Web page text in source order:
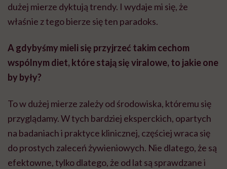
dużej mierze dyktują trendy. I wydaje mi się, że
właśnie z tego bierze się ten paradoks.
A gdybyśmy mieli się przyjrzeć takim cechom
wspólnym diet, które stają się viralowe, to jakie one
by były?
To w dużej mierze zależy od środowiska, któremu się
przyglądamy. W tych bardziej eksperckich, opartych
na badaniach i praktyce klinicznej, częściej wraca się
do prostych zaleceń żywieniowych. Nie dlatego, że są
efektowne, tylko dlatego, że od lat są sprawdzane i